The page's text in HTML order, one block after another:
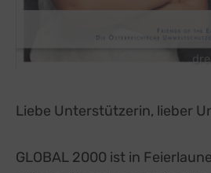
Liebe Unterstützerin, lieber
GLOBAL 2000 ist in